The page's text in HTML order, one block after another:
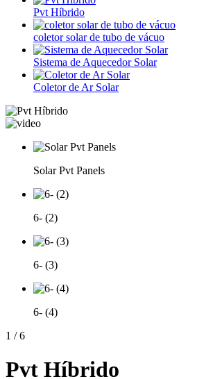
Pvt Híbrido
coletor solar de tubo de vácuo
Sistema de Aquecedor Solar
Coletor de Ar Solar
Solar Pvt Panels
6- (2)
6- (3)
6- (4)
1 / 6
Pvt Híbrido